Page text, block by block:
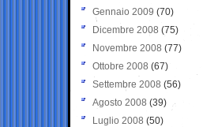
Gennaio 2009 (70)
Dicembre 2008 (75)
Novembre 2008 (77)
Ottobre 2008 (67)
Settembre 2008 (56)
Agosto 2008 (39)
Luglio 2008 (50)